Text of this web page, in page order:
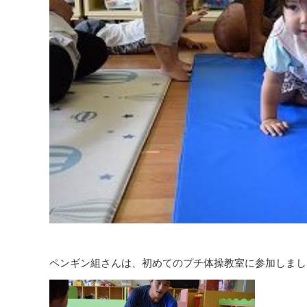
ペンギン組さんは、初めてのプチ体操教室に参加しま